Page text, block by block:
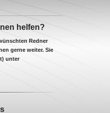
helfen?
Redner
gerne weiter. Sie
unter